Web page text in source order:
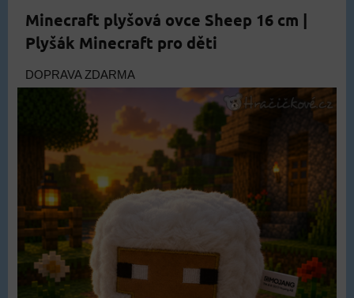
Minecraft plyšová ovce Sheep 16 cm |
Plyšák Minecraft pro děti
DOPRAVA ZDARMA